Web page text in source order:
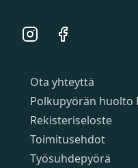
Instagram Facebook
SivutOta yhteyttä
Polkupyörän huolto
Rekisteriseloste
Toimitusehdot
Työsuhdepyörä